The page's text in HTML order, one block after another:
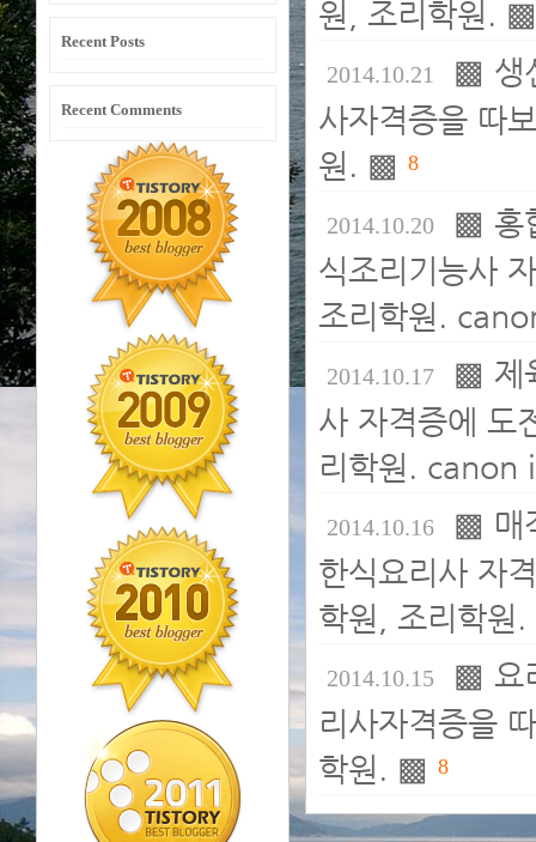
Recent Posts
Recent Comments
원, 조리학원. ▩
2014.10.21 ▩ 생
사자격증을 따
원. ▩ 8
2014.10.20 ▩ 홍
식조리기능사
조리학원.
2014.10.17 ▩ 제
사 자격증에 도
리학원.
2014.10.16 ▩ 매
한식요리사 자
학원, 조리학
2014.10.15 ▩ 요
리사자격증을
학원. ▩ 8